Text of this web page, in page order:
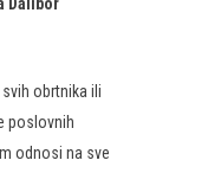
obrtnika ili
poslovnih
odnosi na sve